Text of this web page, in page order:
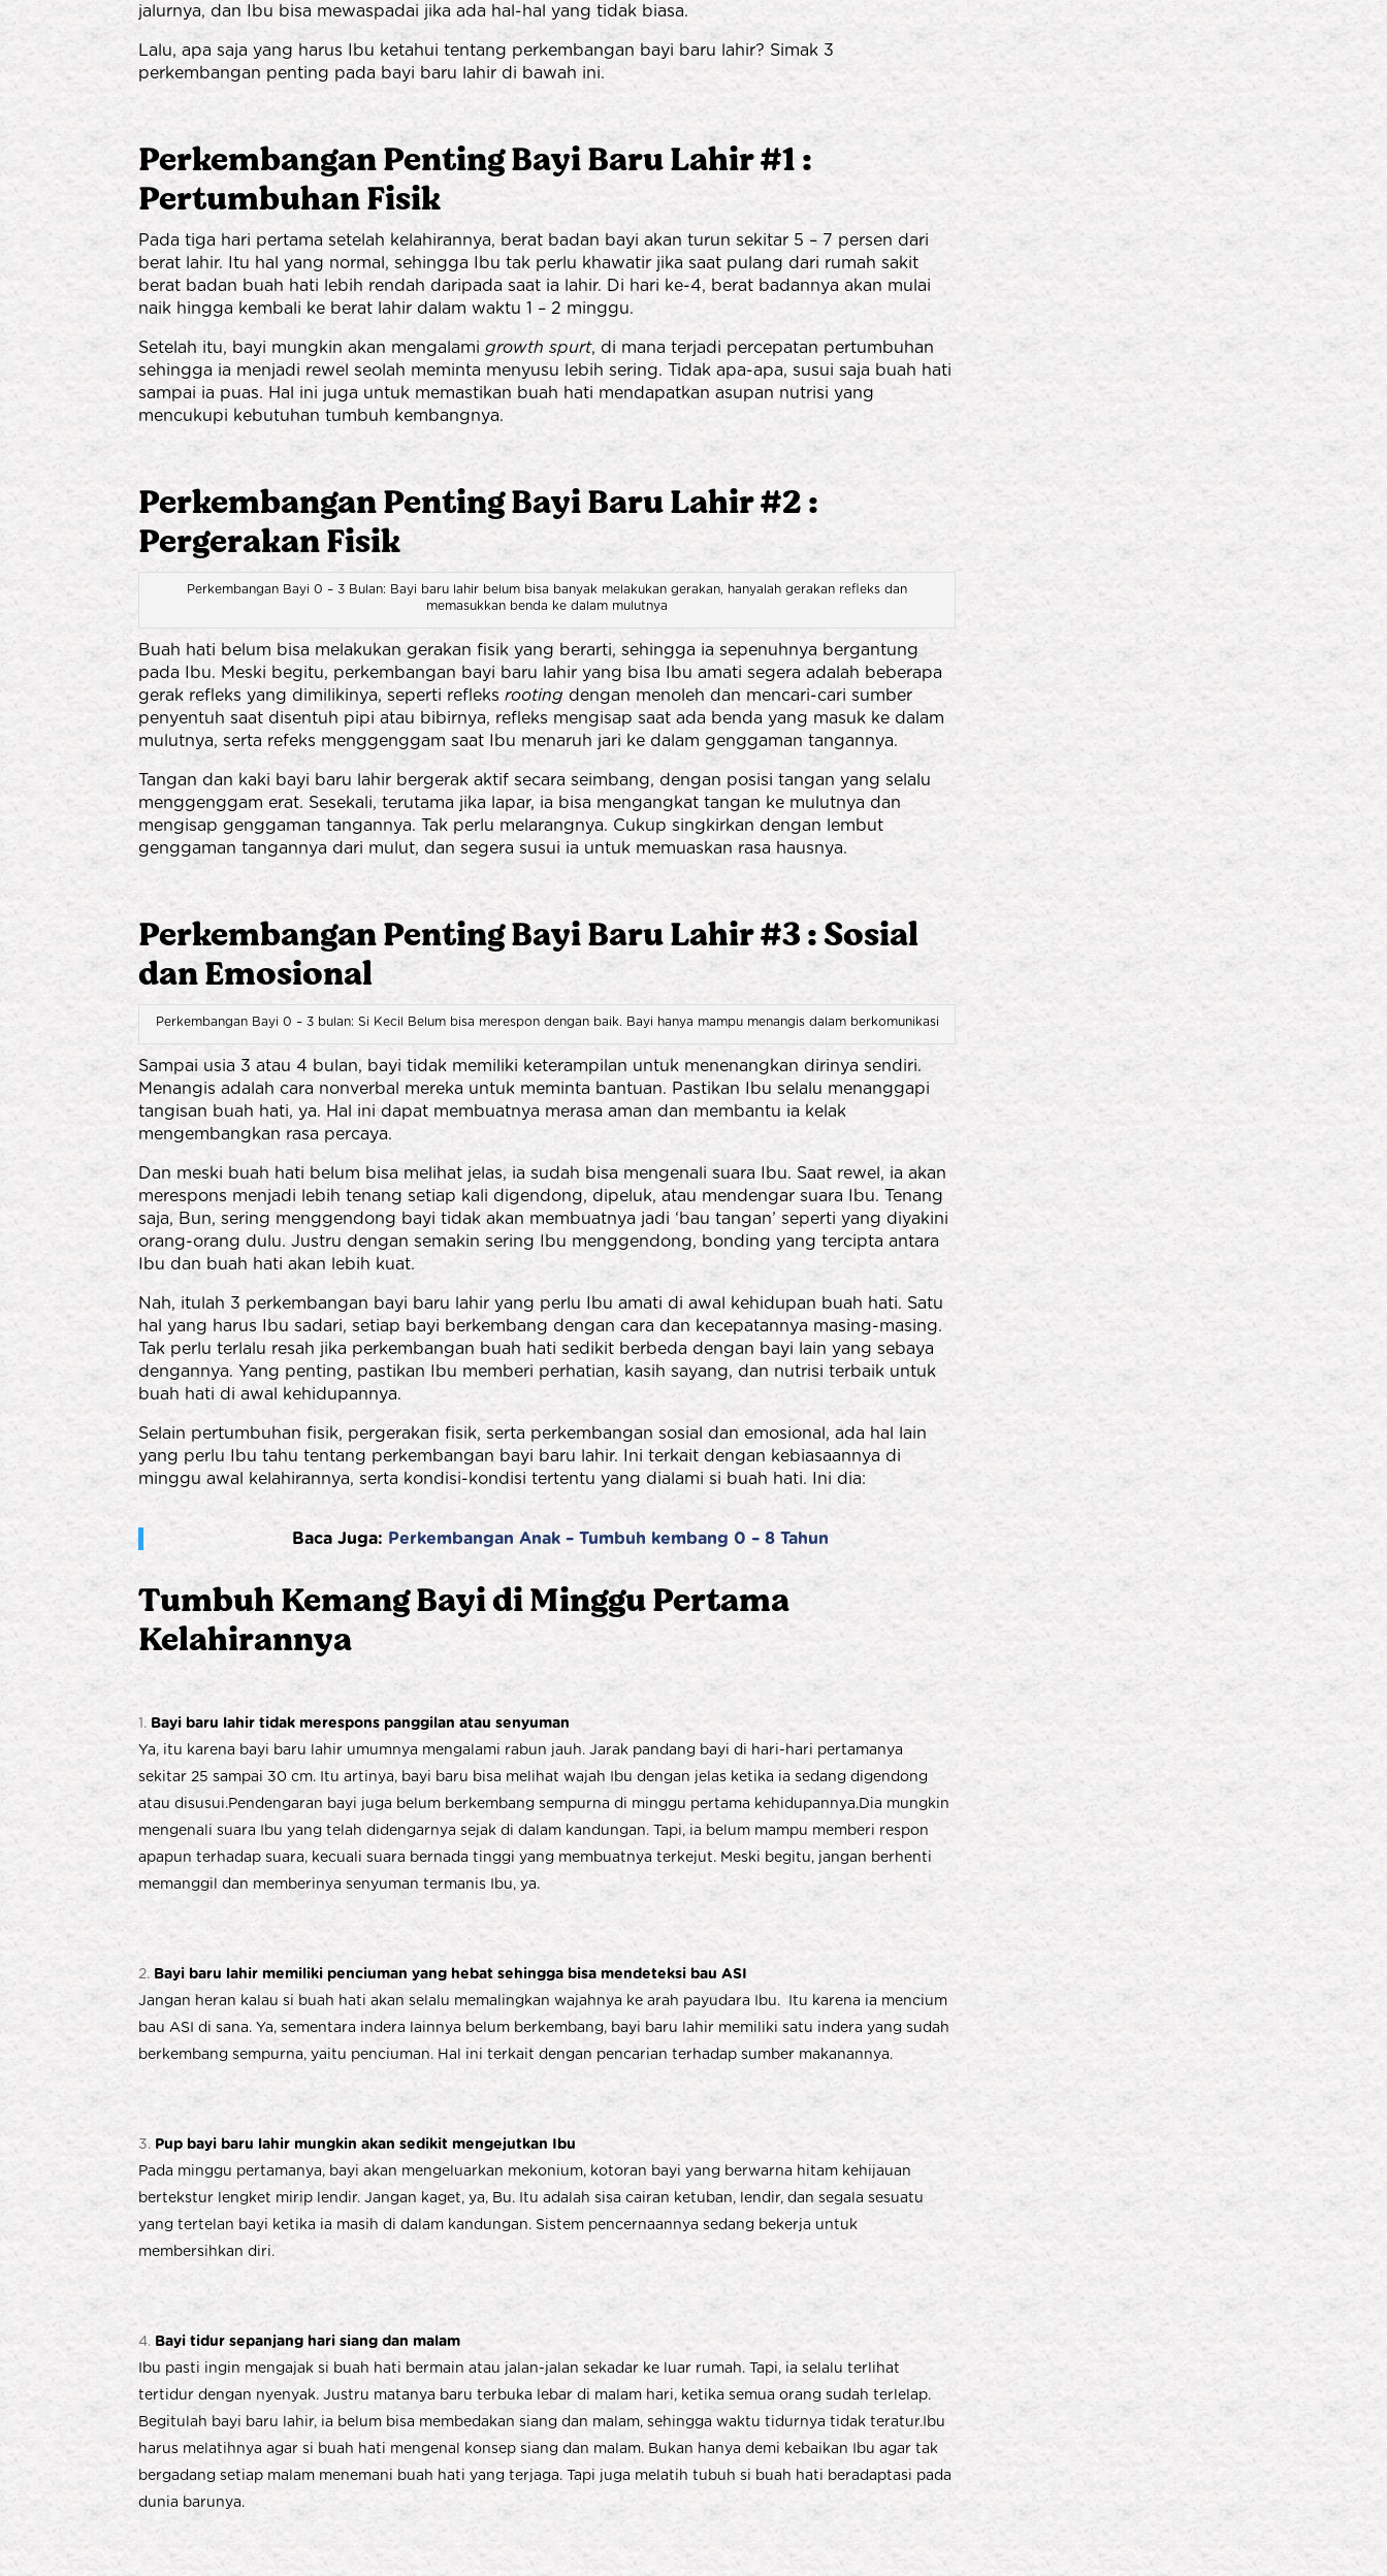
jalurnya, dan Ibu bisa mewaspadai jika ada hal-hal yang tidak biasa.
Lalu, apa saja yang harus Ibu ketahui tentang perkembangan bayi baru lahir? Simak 3
perkembangan penting pada bayi baru lahir di bawah ini.
Perkembangan Penting Bayi Baru Lahir #1 :
Pertumbuhan Fisik
Pada tiga hari pertama setelah kelahirannya, berat badan bayi akan turun sekitar 5 – 7 persen dari
berat lahir. Itu hal yang normal, sehingga Ibu tak perlu khawatir jika saat pulang dari rumah sakit
berat badan buah hati lebih rendah daripada saat ia lahir. Di hari ke-4, berat badannya akan mulai
naik hingga kembali ke berat lahir dalam waktu 1 – 2 minggu.
Setelah itu, bayi mungkin akan mengalami growth spurt, di mana terjadi percepatan pertumbuhan
sehingga ia menjadi rewel seolah meminta menyusu lebih sering. Tidak apa-apa, susui saja buah hati
sampai ia puas. Hal ini juga untuk memastikan buah hati mendapatkan asupan nutrisi yang
mencukupi kebutuhan tumbuh kembangnya.
Perkembangan Penting Bayi Baru Lahir #2 :
Pergerakan Fisik
Perkembangan Bayi 0 – 3 Bulan: Bayi baru lahir belum bisa banyak melakukan gerakan, hanyalah gerakan refleks dan
memasukkan benda ke dalam mulutnya
Buah hati belum bisa melakukan gerakan fisik yang berarti, sehingga ia sepenuhnya bergantung
pada Ibu. Meski begitu, perkembangan bayi baru lahir yang bisa Ibu amati segera adalah beberapa
gerak refleks yang dimilikinya, seperti refleksrooting dengan menoleh dan mencari-cari sumber
penyentuh saat disentuh pipi atau bibirnya, refleks mengisap saat ada benda yang masuk ke dalam
mulutnya, serta refeks menggenggam saat Ibu menaruh jari ke dalam genggaman tangannya.
Tangan dan kaki bayi baru lahir bergerak aktif secara seimbang, dengan posisi tangan yang selalu
menggenggam erat. Sesekali, terutama jika lapar, ia bisa mengangkat tangan ke mulutnya dan
mengisap genggaman tangannya. Tak perlu melarangnya. Cukup singkirkan dengan lembut
genggaman tangannya dari mulut, dan segera susui ia untuk memuaskan rasa hausnya.
Perkembangan Penting Bayi Baru Lahir #3 : Sosial
dan Emosional
Perkembangan Bayi 0 – 3 bulan: Si Kecil Belum bisa merespon dengan baik. Bayi hanya mampu menangis dalam berkomunikasi
Sampai usia 3 atau 4 bulan, bayi tidak memiliki keterampilan untuk menenangkan dirinya sendiri.
Menangis adalah cara nonverbal mereka untuk meminta bantuan. Pastikan Ibu selalu menanggapi
tangisan buah hati, ya. Hal ini dapat membuatnya merasa aman dan membantu ia kelak
mengembangkan rasa percaya.
Dan meski buah hati belum bisa melihat jelas, ia sudah bisa mengenali suara Ibu. Saat rewel, ia akan
merespons menjadi lebih tenang setiap kali digendong, dipeluk, atau mendengar suara Ibu. Tenang
saja, Bun, sering menggendong bayi tidak akan membuatnya jadi ‘bau tangan’ seperti yang diyakini
orang-orang dulu. Justru dengan semakin sering Ibu menggendong, bonding yang tercipta antara
Ibu dan buah hati akan lebih kuat.
Nah, itulah 3 perkembangan bayi baru lahir yang perlu Ibu amati di awal kehidupan buah hati. Satu
hal yang harus Ibu sadari, setiap bayi berkembang dengan cara dan kecepatannya masing-masing.
Tak perlu terlalu resah jika perkembangan buah hati sedikit berbeda dengan bayi lain yang sebaya
dengannya. Yang penting, pastikan Ibu memberi perhatian, kasih sayang, dan nutrisi terbaik untuk
buah hati di awal kehidupannya.
Selain pertumbuhan fisik, pergerakan fisik, serta perkembangan sosial dan emosional, ada hal lain
yang perlu Ibu tahu tentang perkembangan bayi baru lahir. Ini terkait dengan kebiasaannya di
minggu awal kelahirannya, serta kondisi-kondisi tertentu yang dialami si buah hati. Ini dia:
Baca Juga: Perkembangan Anak – Tumbuh kembang 0 – 8 Tahun
Tumbuh Kemang Bayi di Minggu Pertama
Kelahirannya
Bayi baru lahir tidak merespons panggilan atau senyuman
Ya, itu karena bayi baru lahir umumnya mengalami rabun jauh. Jarak pandang bayi di hari-hari pertamanya
sekitar 25 sampai 30 cm. Itu artinya, bayi baru bisa melihat wajah Ibu dengan jelas ketika ia sedang digendong
atau disusui.Pendengaran bayi juga belum berkembang sempurna di minggu pertama kehidupannya.Dia mungkin
mengenali suara Ibu yang telah didengarnya sejak di dalam kandungan. Tapi, ia belum mampu memberi respon
apapun terhadap suara, kecuali suara bernada tinggi yang membuatnya terkejut. Meski begitu, jangan berhenti
memanggil dan memberinya senyuman termanis Ibu, ya.
Bayi baru lahir memiliki penciuman yang hebat sehingga bisa mendeteksi bau ASI
Jangan heran kalau si buah hati akan selalu memalingkan wajahnya ke arah payudara Ibu. Itu karena ia mencium
bau ASI di sana. Ya, sementara indera lainnya belum berkembang, bayi baru lahir memiliki satu indera yang sudah
berkembang sempurna, yaitu penciuman. Hal ini terkait dengan pencarian terhadap sumber makanannya.
Pup bayi baru lahir mungkin akan sedikit mengejutkan Ibu
Pada minggu pertamanya, bayi akan mengeluarkan mekonium, kotoran bayi yang berwarna hitam kehijauan
bertekstur lengket mirip lendir. Jangan kaget, ya, Bu. Itu adalah sisa cairan ketuban, lendir, dan segala sesuatu
yang tertelan bayi ketika ia masih di dalam kandungan. Sistem pencernaannya sedang bekerja untuk
membersihkan diri.
Bayi tidur sepanjang hari siang dan malam
Ibu pasti ingin mengajak si buah hati bermain atau jalan-jalan sekadar ke luar rumah. Tapi, ia selalu terlihat
tertidur dengan nyenyak. Justru matanya baru terbuka lebar di malam hari, ketika semua orang sudah terlelap.
Begitulah bayi baru lahir, ia belum bisa membedakan siang dan malam, sehingga waktu tidurnya tidak teratur.Ibu
harus melatihnya agar si buah hati mengenal konsep siang dan malam. Bukan hanya demi kebaikan Ibu agar tak
bergadang setiap malam menemani buah hati yang terjaga. Tapi juga melatih tubuh si buah hati beradaptasi pada
dunia barunya.